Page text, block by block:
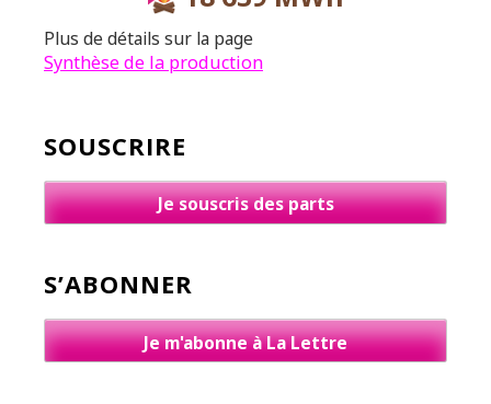
Plus de détails sur la page
Synthèse de la production
SOUSCRIRE
Je souscris des parts
S’ABONNER
Je m'abonne à La Lettre